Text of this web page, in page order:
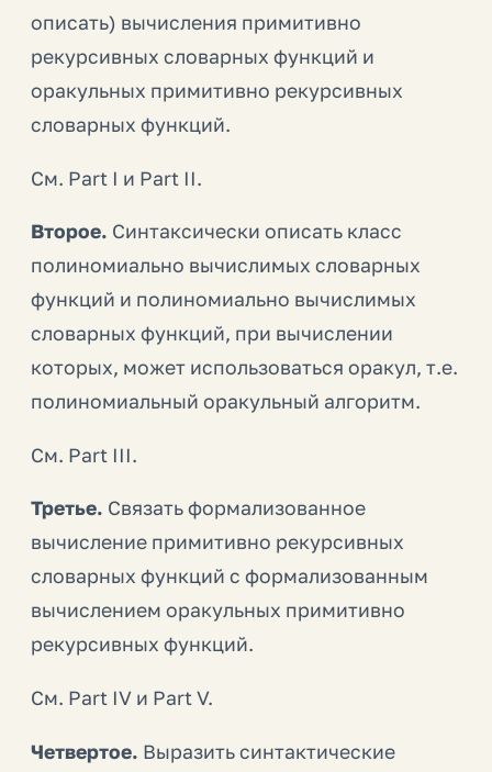
описать) вычисления примитивно
рекурсивных словарных функций и
оракульных примитивно рекурсивных
словарных функций.
См. Part I и Part II.
Второе. Синтаксически описать класс
полиномиально вычислимых словарных
функций и полиномиально вычислимых
словарных функций, при вычислении
которых, может использоваться оракул, т.е.
полиномиальный оракульный алгоритм.
См. Part III.
Третье. Связать формализованное
вычисление примитивно рекурсивных
словарных функций с формализованным
вычислением оракульных примитивно
рекурсивных функций.
См. Part IV и Part V.
Четвертое. Выразить синтактические